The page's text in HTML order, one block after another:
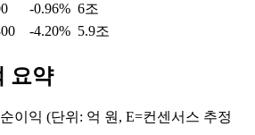
-0.96% 6조
-4.20% 5.9조
요약
이익 (단위: 억 원, E=컨센서스 추정